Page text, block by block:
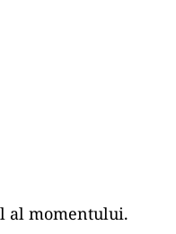
al momentului.